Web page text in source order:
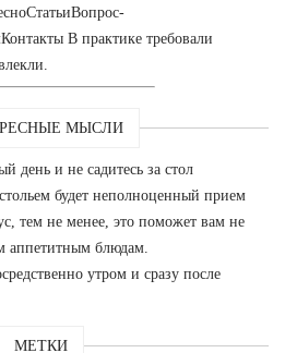
В практике требовали
МЫСЛИ
день и не садитесь за стол
будет неполноценный прием
тем не менее, это поможет вам не
аппетитным блюдам.
утром и сразу после
МЕТКИ